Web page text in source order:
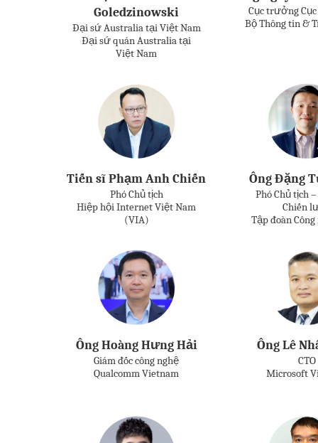
Goledzinowski
Đại sứ Australia tại Việt Nam
Đại sứ quán Australia tại
Việt Nam
Cục trưởng
Bộ Thông tin &
Tiến sĩ Phạm Anh Chiến
Phó Chủ tịch
Hiệp hội Internet Việt Nam
(VIA)
Ông Đặng
Phó Chủ tịch
Chiến
Tập đoàn
Ông Hoàng Hưng Hải
Giám đốc công nghệ
Qualcomm Vietnam
Ông Lê
CTO
Microsoft